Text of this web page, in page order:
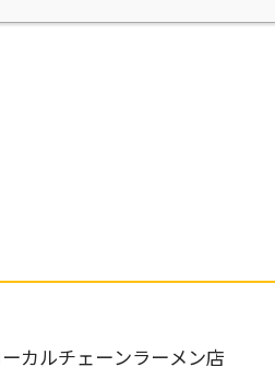
カルチェーンラーメン店